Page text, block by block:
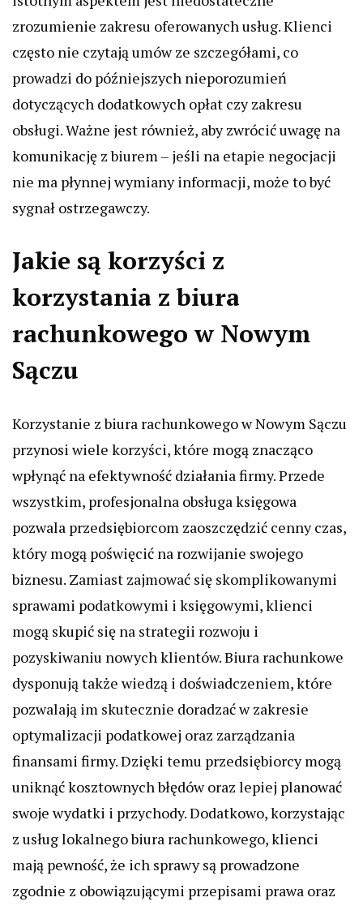
zrozumienie zakresu oferowanych usług. Klienci
często nie czytają umów ze szczegółami, co
prowadzi do późniejszych nieporozumień
dotyczących dodatkowych opłat czy zakresu
obsługi. Ważne jest również, aby zwrócić uwagę na
komunikację z biurem – jeśli na etapie negocjacji
nie ma płynnej wymiany informacji, może to być
sygnał ostrzegawczy.
Jakie są korzyści z
korzystania z biura
rachunkowego w Nowym
Sączu
Korzystanie z biura rachunkowego w Nowym Sączu
przynosi wiele korzyści, które mogą znacząco
wpłynąć na efektywność działania firmy. Przede
wszystkim, profesjonalna obsługa księgowa
pozwala przedsiębiorcom zaoszczędzić cenny czas,
który mogą poświęcić na rozwijanie swojego
biznesu. Zamiast zajmować się skomplikowanymi
sprawami podatkowymi i księgowymi, klienci
mogą skupić się na strategii rozwoju i
pozyskiwaniu nowych klientów. Biura rachunkowe
dysponują także wiedzą i doświadczeniem, które
pozwalają im skutecznie doradzać w zakresie
optymalizacji podatkowej oraz zarządzania
finansami firmy. Dzięki temu przedsiębiorcy mogą
uniknąć kosztownych błędów oraz lepiej planować
swoje wydatki i przychody. Dodatkowo, korzystając
z usług lokalnego biura rachunkowego, klienci
mają pewność, że ich sprawy są prowadzone
zgodnie z obowiązującymi przepisami prawa oraz